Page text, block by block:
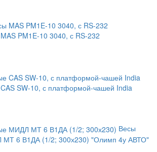
PM1E-10 3040, с RS-232
SW-10, с платформой-чашей India
Весы
6 В1ДА (1/2; 300х230) "Олимп 4у АВТО"